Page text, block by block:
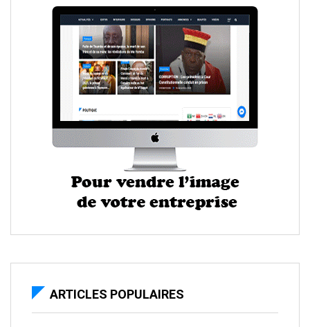
ARTICLES POPULAIRES